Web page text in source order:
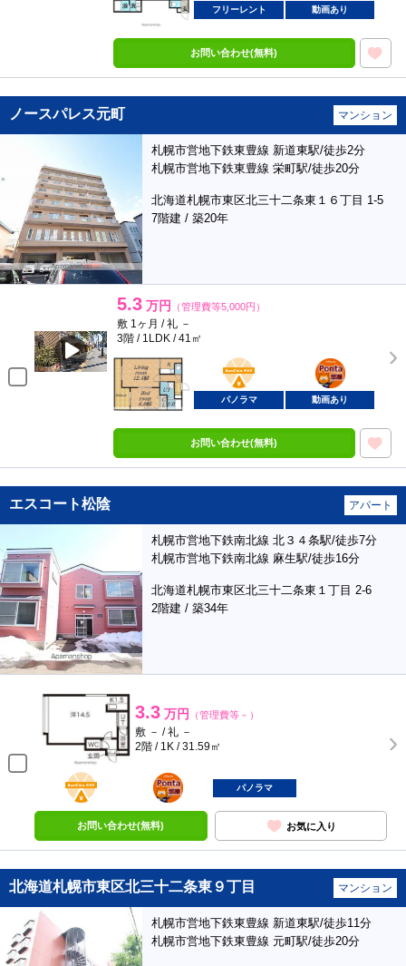
フリーレント 動画あり
お問い合わせ(無料)
ノースパレス元町 マンション
札幌市営地下鉄東豊線 新道東駅/徒歩2分
札幌市営地下鉄東豊線 栄町駅/徒歩20分
北海道札幌市東区北三十二条東１６丁目 1-5
7階建 / 築20年
5.3 万円 （管理費等5,000円）
敷 1ヶ月 / 礼 －
3階 / 1LDK / 41㎡
BunChinPAY
ポンタ
部屋
パノラマ 動画あり
お問い合わせ(無料)
エスコート松陰 アパート
札幌市営地下鉄南北線 北３４条駅/徒歩7分
札幌市営地下鉄南北線 麻生駅/徒歩16分
北海道札幌市東区北三十二条東１丁目 2-6
2階建 / 築34年
3.3 万円 （管理費等－）
敷 － / 礼 －
2階 / 1K / 31.59㎡
BunChinPAY
ポンタ
部屋
パノラマ
お問い合わせ(無料) お気に入り
北海道札幌市東区北三十二条東９丁目 マンション
札幌市営地下鉄東豊線 新道東駅/徒歩11分
札幌市営地下鉄東豊線 元町駅/徒歩20分